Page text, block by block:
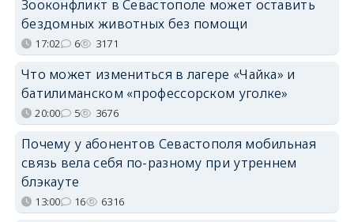
Зооконфликт в Севастополе может оставить
бездомных животных без помощи
17:02 6 3171
Что может измениться в лагере «Чайка» и
батилиманском «профессорском уголке»
20:00 5 3676
Почему у абонентов Севастополя мобильная
связь вела себя по-разному при утреннем
блэкауте
13:00 16 6316